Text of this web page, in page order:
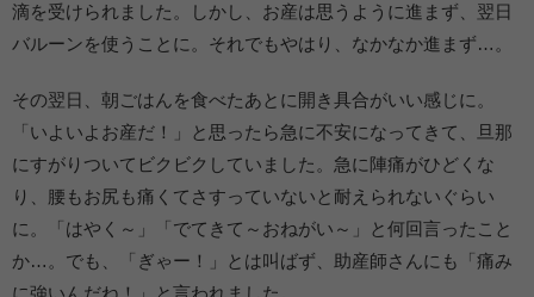
滴を受けられました。しかし、お産は思うように進まず、翌日
バルーンを使うことに。それでもやはり、なかなか進まず…。
その翌日、朝ごはんを食べたあとに開き具合がいい感じに。
「いよいよお産だ！」と思ったら急に不安になってきて、旦那
にすがりついてビクビクしていました。急に陣痛がひどくな
り、腰もお尻も痛くてさすっていないと耐えられないぐらい
に。「はやく～」「でてきて～おねがい～」と何回言ったこと
か…。でも、「ぎゃー！」とは叫ばず、助産師さんにも「痛み